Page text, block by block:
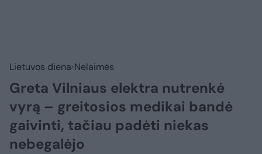
Lietuvos diena Nelaimės
Greta Vilniaus elektra nutrenkė
vyrą – greitosios medikai bandė
gaivinti, tačiau padėti niekas
nebegalėjo